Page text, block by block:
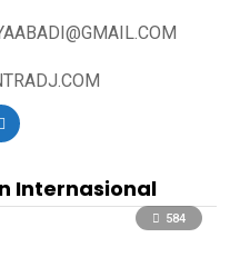
Internasional
584